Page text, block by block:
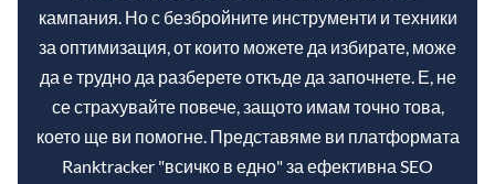
кампания. Но с безбройните инструменти и техники
за оптимизация, от които можете да избирате, може
да е трудно да разберете откъде да започнете. Е, не
се страхувайте повече, защото имам точно това,
което ще ви помогне. Представяме ви платформата
Ranktracker "всичко в едно" за ефективна SEO